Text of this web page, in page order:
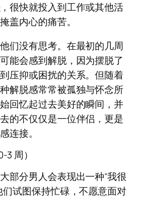
很快就投入到工作或其他活
盖内心的痛苦。
们没有思考。在最初的几周
能会感到解脱，因为摆脱了
压抑或困扰的关系。但随着
解脱感常常被孤独与怀念所
回忆起过去美好的瞬间，并
的不仅仅是一位伴侣，更是
连接。
3 周）
部分男人会表现出一种“我很
们试图保持忙碌，不愿意面对